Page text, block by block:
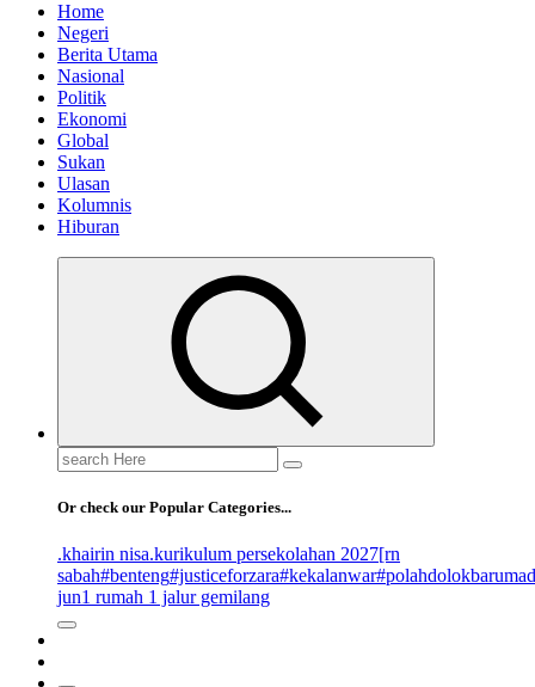
Home
Negeri
Berita Utama
Nasional
Politik
Ekonomi
Global
Sukan
Ulasan
Kolumnis
Hiburan
Search
for:
Or check our Popular Categories...
.khairin nisa.kurikulum persekolahan 2027[rn
sabah#benteng#justiceforzara#kekalanwar
jun1 rumah 1 jalur gemilang